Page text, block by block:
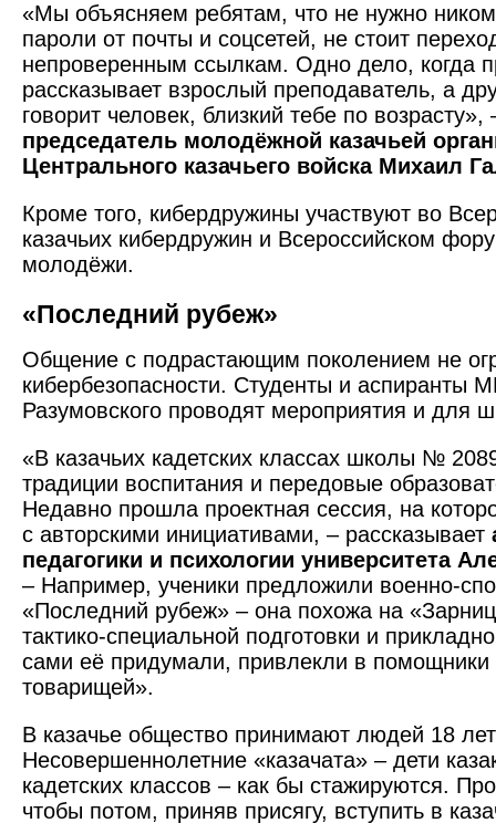
«Мы объясняем ребятам, что не нужно
пароли от почты и соцсетей, не стоит
непроверенным ссылкам. Одно дело, когда
рассказывает взрослый преподаватель, а
говорит человек, близкий тебе по возрасту»,
председатель молодёжной казачьей
Центрального казачьего войска Михаил
Кроме того, кибердружины участвуют во
казачьих кибердружин и Всероссийском
молодёжи.
«Последний рубеж»
Общение с подрастающим поколением не
кибербезопасности. Студенты и аспиранты
Разумовского проводят мероприятия и для
«В казачьих кадетских классах школы №
традиции воспитания и передовые
Недавно прошла проект­ная сессия, на
с авторскими инициативами, – рассказывает
педагогики и психологии университета
– Например, ученики предложили военно-
«Последний рубеж» – она похожа на
тактико-специальной подготовки и
сами её придумали, привлекли в помощники
товарищей».
В казачье общество принимают людей 18
Несовершеннолетние «казачата» – дети
кадетских классов – как бы стажируются.
чтобы потом, приняв присягу, вступить в